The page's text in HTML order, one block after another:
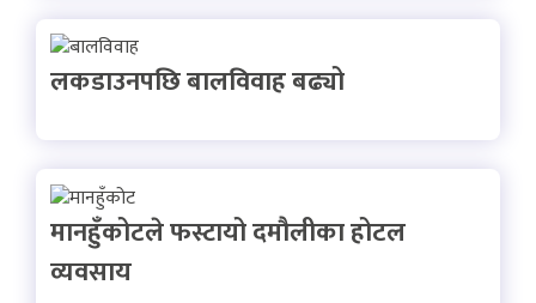
लकडाउनपछि बालविवाह बढ्यो
मानहुँकोटले फस्टायो दमौलीका होटल
व्यवसाय